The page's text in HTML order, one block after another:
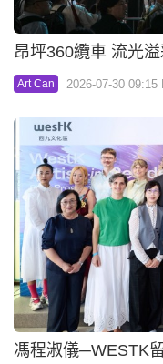
昂坪360纜車 流光
Art Can 2026-07-30 09:15
馮程淑儀─WESTK